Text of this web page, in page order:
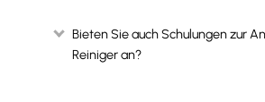
Bieten Sie auch Schulungen zur
Reiniger an?